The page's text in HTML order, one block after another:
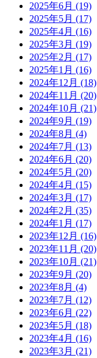
2025年6月 (19)
2025年5月 (17)
2025年4月 (16)
2025年3月 (19)
2025年2月 (17)
2025年1月 (16)
2024年12月 (18)
2024年11月 (20)
2024年10月 (21)
2024年9月 (19)
2024年8月 (4)
2024年7月 (13)
2024年6月 (20)
2024年5月 (20)
2024年4月 (15)
2024年3月 (17)
2024年2月 (35)
2024年1月 (17)
2023年12月 (16)
2023年11月 (20)
2023年10月 (21)
2023年9月 (20)
2023年8月 (4)
2023年7月 (12)
2023年6月 (22)
2023年5月 (18)
2023年4月 (16)
2023年3月 (21)